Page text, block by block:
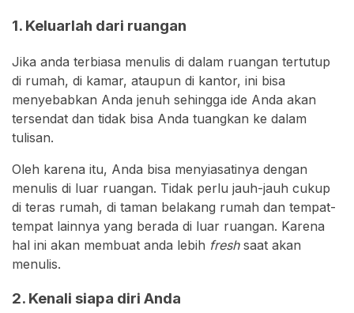
1. Keluarlah dari ruangan
Jika anda terbiasa menulis di dalam ruangan tertutup
di rumah, di kamar, ataupun di kantor, ini bisa
menyebabkan Anda jenuh sehingga ide Anda akan
tersendat dan tidak bisa Anda tuangkan ke dalam
tulisan.
Oleh karena itu, Anda bisa menyiasatinya dengan
menulis di luar ruangan. Tidak perlu jauh-jauh cukup
di teras rumah, di taman belakang rumah dan tempat-
tempat lainnya yang berada di luar ruangan. Karena
hal ini akan membuat anda lebih freshsaat akan
menulis.
2. Kenali siapa diri Anda